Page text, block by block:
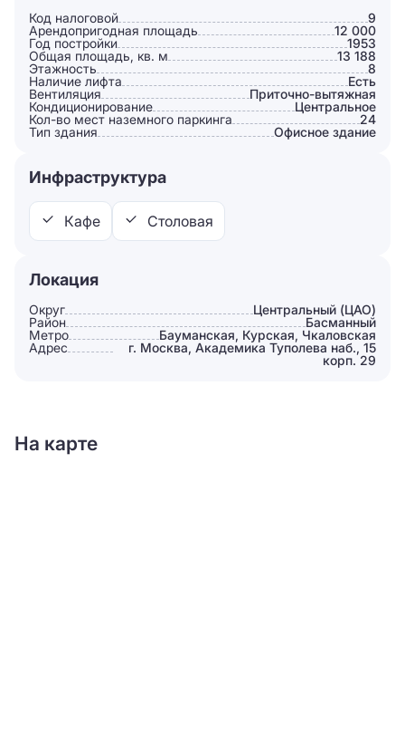
Код налоговой
9
Арендопригодная площадь
12 000
Год постройки
1953
Общая площадь, кв. м
13 188
Этажность
8
Наличие лифта
Есть
Вентиляция
Приточно-вытяжная
Кондиционирование
Центральное
Кол-во мест наземного паркинга
24
Тип здания
Офисное здание
Инфраструктура
Кафе Столовая
Локация
Округ
Центральный (ЦАО)
Район
Басманный
Метро
Бауманская, Курская, Чкаловская
Адрес
г. Москва, Академика Туполева наб., 15
корп. 29
На карте